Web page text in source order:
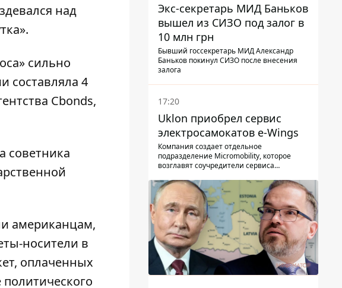
над
сильно
составляла 4
Cbonds,
советника
американцам,
носители в
оплаченных
Экс-секретарь МИД Баньков
вышел из СИЗО под залог в
10 млн грн
Бывший госсекретарь МИД Александр
Баньков покинул СИЗО после внесения
залога
17:20
Uklon приобрел сервис
электросамокатов e-Wings
Компания создает отдельное
подразделение Micromobility, которое
возглавят соучредители сервиса